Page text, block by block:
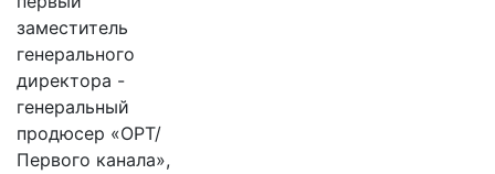
заместитель
генерального
директора -
генеральный
продюсер «ОРТ/
Первого канала»,